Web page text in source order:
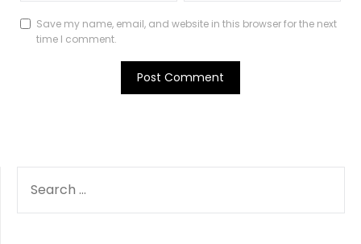
Save my name, email, and website in this browser for the next
time I comment.
FOR: